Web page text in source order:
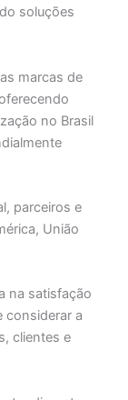
soluções
marcas de
no Brasil
parceiros e
União
na satisfação
considerar a
clientes e